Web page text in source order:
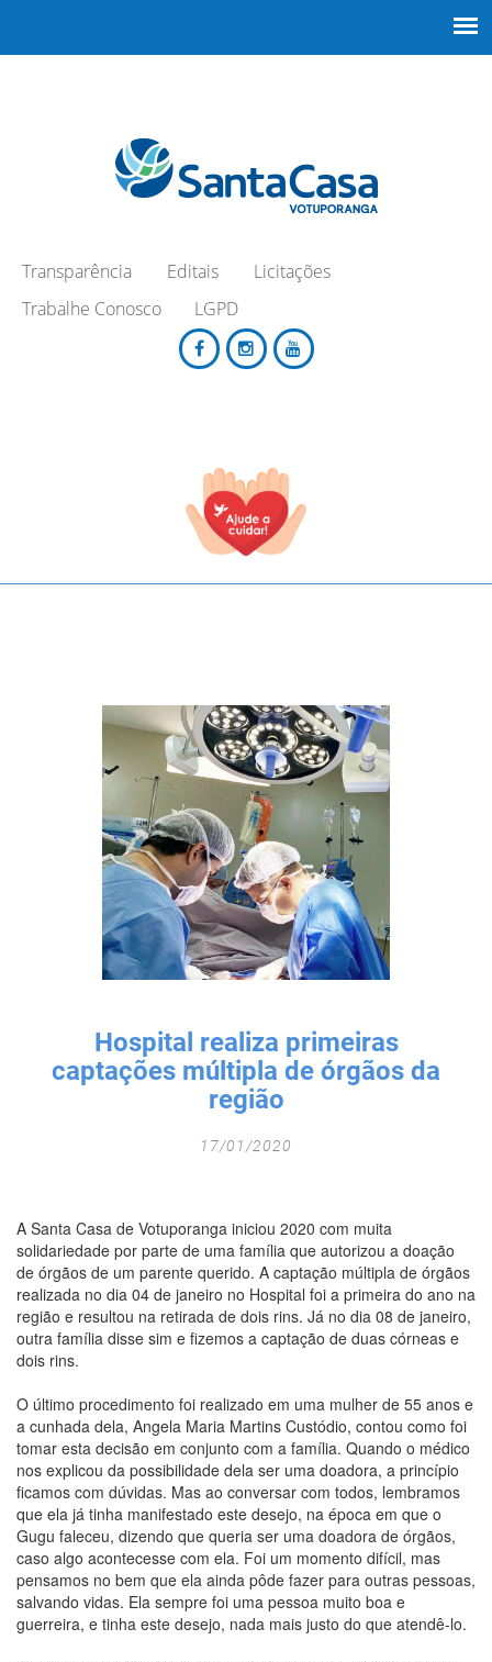
Transparência Editais
Licitações
Trabalhe Conosco
LGPD
TODOS OS CAMPOS SÃO OBRIGATÓRIOS.
Hospital realiza primeiras
captações múltipla de órgãos da
região
17/01/2020
A Santa Casa de Votuporanga iniciou 2020 com muita
solidariedade por parte de uma família que autorizou a doação
de órgãos de um parente querido. A captação múltipla de órgãos
realizada no dia 04 de janeiro no Hospital foi a primeira do ano na
região e resultou na retirada de dois rins. Já no dia 08 de janeiro,
outra família disse sim e fizemos a captação de duas córneas e
dois rins.
O último procedimento foi realizado em uma mulher de 55 anos e
a cunhada dela, Angela Maria Martins Custódio, contou como foi
tomar esta decisão em conjunto com a família. Quando o médico
nos explicou da possibilidade dela ser uma doadora, a princípio
ficamos com dúvidas. Mas ao conversar com todos, lembramos
que ela já tinha manifestado este desejo, na época em que o
Gugu faleceu, dizendo que queria ser uma doadora de órgãos,
caso algo acontecesse com ela. Foi um momento difícil, mas
pensamos no bem que ela ainda pôde fazer para outras pessoas,
salvando vidas. Ela sempre foi uma pessoa muito boa e
guerreira, e tinha este desejo, nada mais justo do que atendê-lo.